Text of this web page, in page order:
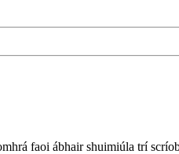
faoi ábhair shuimiúla trí